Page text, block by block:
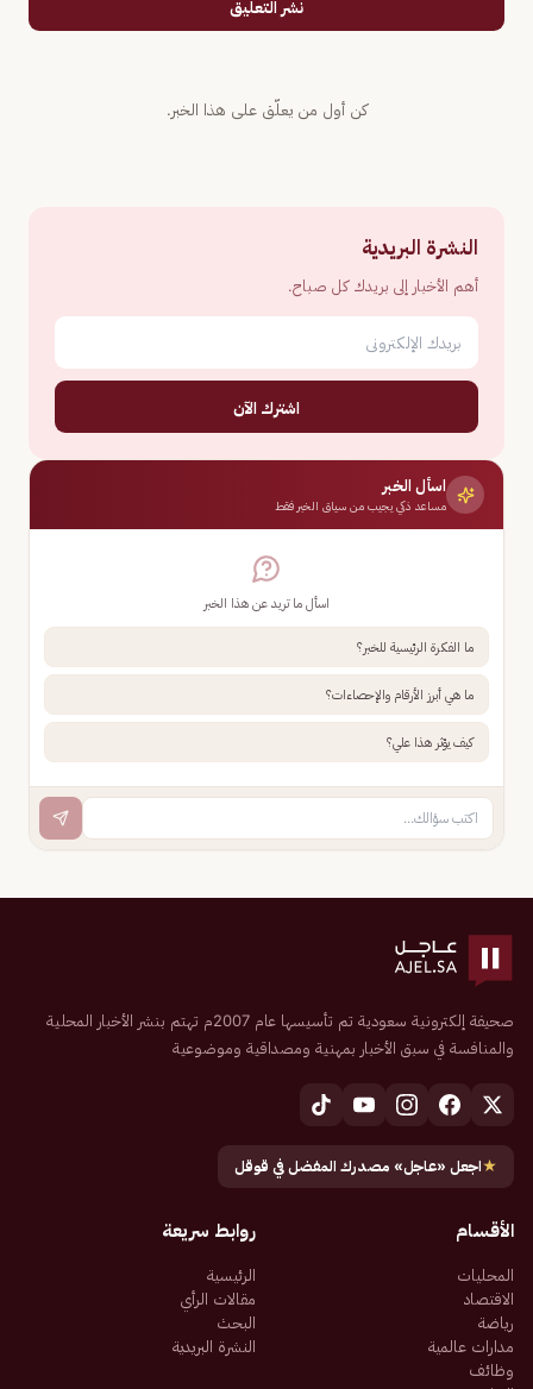
نشر التعليق
كن أول من يعلّق على هذا الخبر.
النشرة البريدية
أهم الأخبار إلى بريدك كل صباح.
اشترك الآن
اسأل الخبر
مساعد ذكي يجيب من سياق الخبر فقط
اسأل ما تريد عن هذا الخبر
ما الفكرة الرئيسية للخبر؟
ما هي أبرز الأرقام والإحصاءات؟
كيف يؤثر هذا علي؟
صحيفة إلكترونية سعودية تم تأسيسها عام 2007م تهتم بنشر الأخبار المحلية
والمنافسة في سبق الأخبار بمهنية ومصداقية وموضوعية
★اجعل «عاجل» مصدرك المفضل في قوقل
الأقسام
المحليات
الاقتصاد
رياضة
مدارات عالمية
وظائف
روابط سريعة
الرئيسية
مقالات الرأي
البحث
النشرة البريدية